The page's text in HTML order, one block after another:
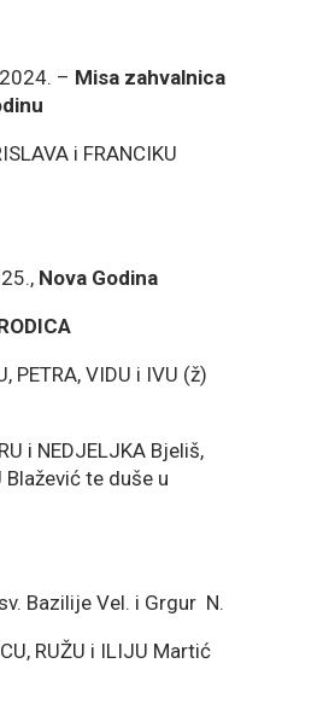
– Misa zahvalnica
i FRANCIKU
Nova Godina
PETRA, VIDU i IVU (ž)
i NEDJELJKA Bjeliš,
Blažević te duše u
Bazilije Vel. i Grgur N.
RUŽU i ILIJU Martić